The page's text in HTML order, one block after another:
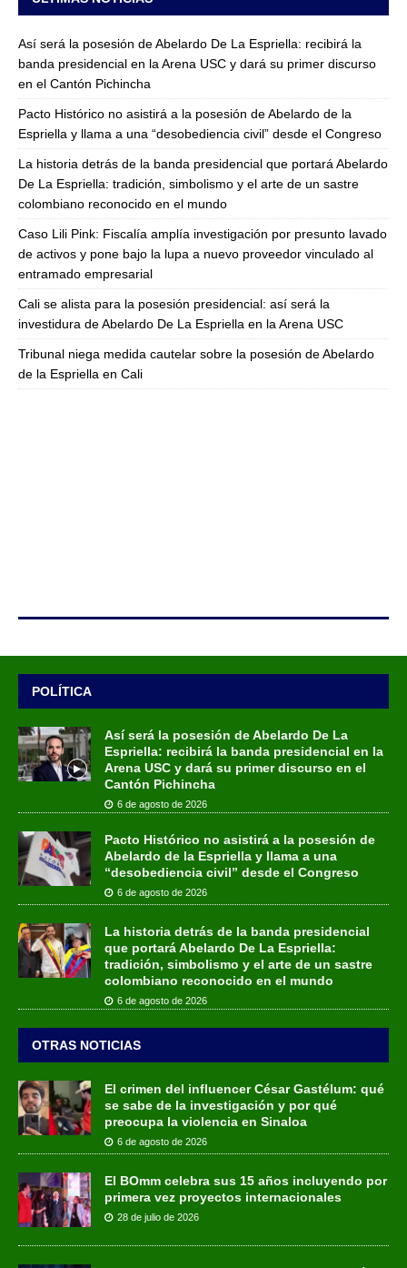
Así será la posesión de Abelardo De La Espriella: recibirá la
banda presidencial en la Arena USC y dará su primer discurso
en el Cantón Pichincha
Pacto Histórico no asistirá a la posesión de Abelardo de la
Espriella y llama a una “desobediencia civil” desde el Congreso
La historia detrás de la banda presidencial que portará Abelardo
De La Espriella: tradición, simbolismo y el arte de un sastre
colombiano reconocido en el mundo
Caso Lili Pink: Fiscalía amplía investigación por presunto lavado
de activos y pone bajo la lupa a nuevo proveedor vinculado al
entramado empresarial
Cali se alista para la posesión presidencial: así será la
investidura de Abelardo De La Espriella en la Arena USC
Tribunal niega medida cautelar sobre la posesión de Abelardo
de la Espriella en Cali
POLÍTICA
Así será la posesión de Abelardo De La
Espriella: recibirá la banda presidencial en la
Arena USC y dará su primer discurso en el
Cantón Pichincha
6 de agosto de 2026
Pacto Histórico no asistirá a la posesión de
Abelardo de la Espriella y llama a una
“desobediencia civil” desde el Congreso
6 de agosto de 2026
La historia detrás de la banda presidencial
que portará Abelardo De La Espriella:
tradición, simbolismo y el arte de un sastre
colombiano reconocido en el mundo
6 de agosto de 2026
OTRAS NOTICIAS
El crimen del influencer César Gastélum: qué
se sabe de la investigación y por qué
preocupa la violencia en Sinaloa
6 de agosto de 2026
El BOmm celebra sus 15 años incluyendo por
primera vez proyectos internacionales
28 de julio de 2026